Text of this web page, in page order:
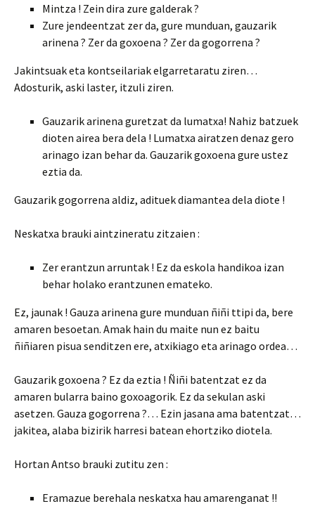
Mintza ! Zein dira zure galderak ?
Zure jendeentzat zer da, gure munduan, gauzarik
arinena ? Zer da goxoena ? Zer da gogorrena ?
Jakintsuak eta kontseilariak elgarretaratu ziren…
Adosturik, aski laster, itzuli ziren.
Gauzarik arinena guretzat da lumatxa! Nahiz batzuek
dioten airea bera dela ! Lumatxa airatzen denaz gero
arinago izan behar da. Gauzarik goxoena gure ustez
eztia da.
Gauzarik gogorrena aldiz, adituek diamantea dela diote !
Neskatxa brauki aintzineratu zitzaien :
Zer erantzun arruntak ! Ez da eskola handikoa izan
behar holako erantzunen emateko.
Ez, jaunak ! Gauza arinena gure munduan ñiñi ttipi da, bere
amaren besoetan. Amak hain du maite nun ez baitu
ñiñiaren pisua senditzen ere, atxikiago eta arinago ordea…
Gauzarik goxoena ? Ez da eztia ! Ñiñi batentzat ez da
amaren bularra baino goxoagorik. Ez da sekulan aski
asetzen. Gauza gogorrena ?… Ezin jasana ama batentzat…
jakitea, alaba bizirik harresi batean ehortziko diotela.
Hortan Antso brauki zutitu zen :
Eramazue berehala neskatxa hau amarenganat !!